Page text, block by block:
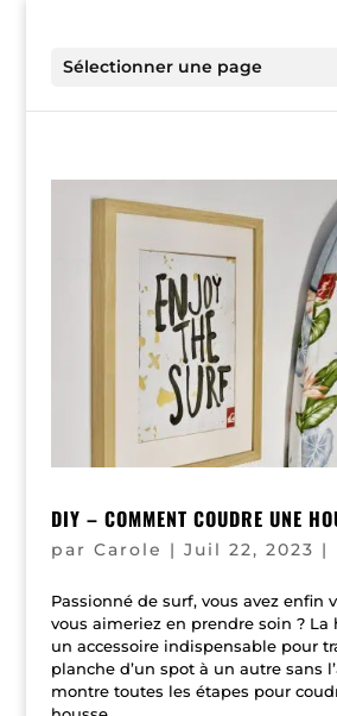
Sélectionner une page
DIY – COMMENT COUDRE UNE
par Carole | Juil 22, 2023 |
Passionné de surf, vous avez enfin
vous aimeriez en prendre soin ? La
un accessoire indispensable pour
planche d’un spot à un autre sans
montre toutes les étapes pour